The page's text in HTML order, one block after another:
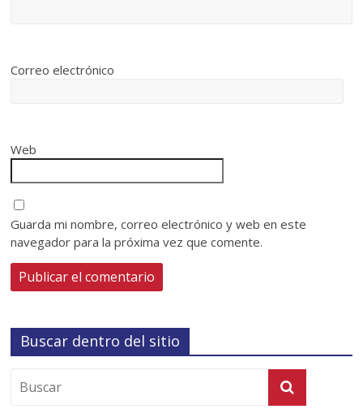
Correo electrónico
Web
Guarda mi nombre, correo electrónico y web en este
navegador para la próxima vez que comente.
Buscar dentro del sitio